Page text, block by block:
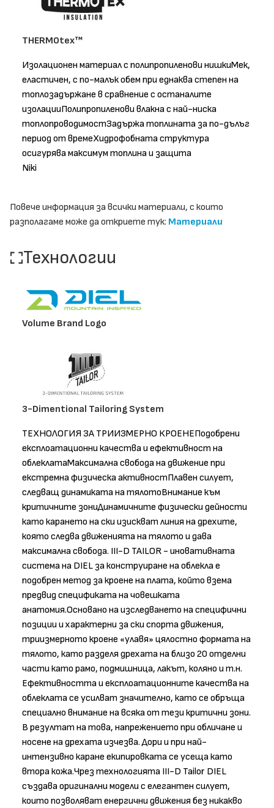
THERMOtex™
Изолационен материал с полипропиленови нишкиМек,
еластичен, с по-малък обем при еднаква степен на
топлозадържане в сравнение с останалите
изолацииПолипропиленови влакна с най-ниска
топлопроводимостЗадържа топлината за по-дълъг
период от времеХидрофобната структура
осигурява максимум топлина и защита
Niki
Повече информация за всички материали, с които
разполагаме може да откриете тук: Материали
Технологии
Volume Brand Logo
3-Dimentional Tailoring System
ТЕХНОЛОГИЯ ЗА ТРИИЗМЕРНО КРОЕНЕПодобрени
експлоатационни качества и ефективност на
облеклатаМаксимална свобода на движение при
екстремна физическа активностПлавен силует,
следващ динамиката на тялотоВнимание към
критичните зониДинамичните физически дейности
като карането на ски изискват линия на дрехите,
която следва движенията на тялото и дава
максимална свобода. III-D TAILOR - иновативната
система на DIEL за конструиране на облекла е
подобрен метод за кроене на плата, който взема
предвид спецификата на човешката
анатомия.Основано на изследването на специфични
позиции и характерни за ски спорта движения,
триизмерното кроене «улавя» цялостно формата на
тялото, като разделя дрехата на близо 20 отделни
части като рамо, подмишница, лакът, коляно и т.н.
Ефективността и експлоатационните качества на
облеклата се усилват значително, като се обръща
специално внимание на всяка от тези критични зони.
В резултат на това, напрежението при обличане и
носене на дрехата изчезва. Дори и при най-
интензивно каране екипировката се усеща като
втора кожа.Чрез технологията III-D Tailor DIEL
създава оригинални модели с елегантен силует,
които позволяват енергични движения без никакво